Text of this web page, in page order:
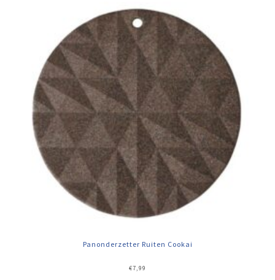
Panonderzetter Ruiten Cookai
€7,99